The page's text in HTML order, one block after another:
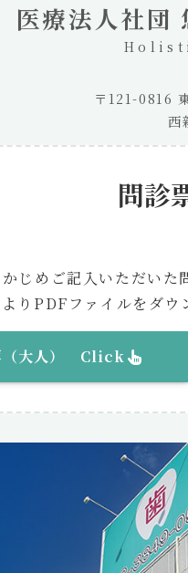
医療法人社
〒121-0816
西
問診
じめご記入いただい
りPDFファイルをダウ
（大人） Click